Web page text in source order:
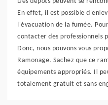
En effet, il est possible
l'évacuation de la fumée.
contacter des professionnels
Donc, nous pouvons vous
Ramonage. Sachez que ce
équipements appropriés. Il
totalement gratuit et sans